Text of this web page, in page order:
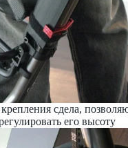
сдела,
его высоту